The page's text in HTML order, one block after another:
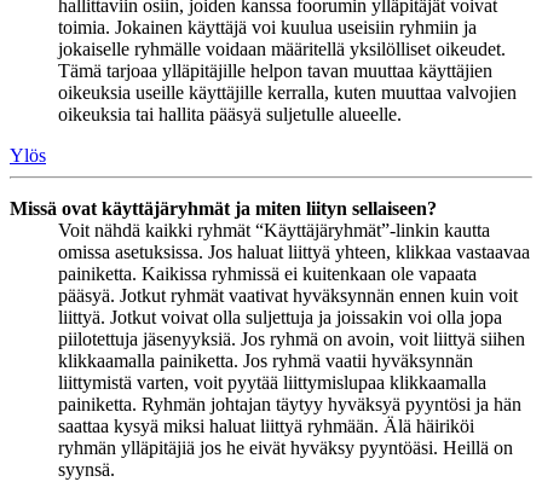
hallittaviin osiin, joiden kanssa foorumin ylläpitäjät voivat
toimia. Jokainen käyttäjä voi kuulua useisiin ryhmiin ja
jokaiselle ryhmälle voidaan määritellä yksilölliset oikeudet.
Tämä tarjoaa ylläpitäjille helpon tavan muuttaa käyttäjien
oikeuksia useille käyttäjille kerralla, kuten muuttaa valvojien
oikeuksia tai hallita pääsyä suljetulle alueelle.
Ylös
Missä ovat käyttäjäryhmät ja miten liityn sellaiseen?
Voit nähdä kaikki ryhmät “Käyttäjäryhmät”-linkin kautta
omissa asetuksissa. Jos haluat liittyä yhteen, klikkaa vastaavaa
painiketta. Kaikissa ryhmissä ei kuitenkaan ole vapaata
pääsyä. Jotkut ryhmät vaativat hyväksynnän ennen kuin voit
liittyä. Jotkut voivat olla suljettuja ja joissakin voi olla jopa
piilotettuja jäsenyyksiä. Jos ryhmä on avoin, voit liittyä siihen
klikkaamalla painiketta. Jos ryhmä vaatii hyväksynnän
liittymistä varten, voit pyytää liittymislupaa klikkaamalla
painiketta. Ryhmän johtajan täytyy hyväksyä pyyntösi ja hän
saattaa kysyä miksi haluat liittyä ryhmään. Älä häiriköi
ryhmän ylläpitäjiä jos he eivät hyväksy pyyntöäsi. Heillä on
syynsä.